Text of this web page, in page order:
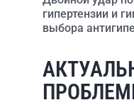
гипертензии и
выбора